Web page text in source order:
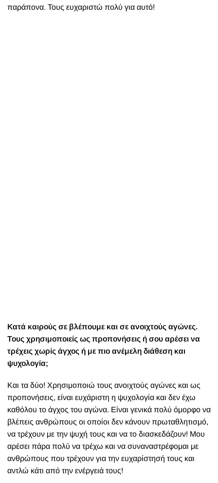
παράπονα. Τους ευχαριστώ πολύ για αυτό!
Κατά καιρούς σε βλέπουμε και σε ανοιχτούς αγώνες.
Τους χρησιμοποιείς ως προπονήσεις ή σου αρέσει να
τρέχεις χωρίς άγχος ή με πιο ανέμελη διάθεση και
ψυχολογία;
Και τα δύο! Χρησιμοποιώ τους ανοιχτούς αγώνες και ως
προπονήσεις, είναι ευχάριστη η ψυχολογία και δεν έχω
καθόλου το άγχος του αγώνα. Είναι γενικά πολύ όμορφο να
βλέπεις ανθρώπους οι οποίοι δεν κάνουν πρωταθλητισμό,
να τρέχουν με την ψυχή τους και να το διασκεδάζουν! Μου
αρέσει πάρα πολύ να τρέχω και να συναναστρέφομαι με
ανθρώπους που τρέχουν για την ευχαρίστησή τους και
αντλώ κάτι από την ενέργειά τους!